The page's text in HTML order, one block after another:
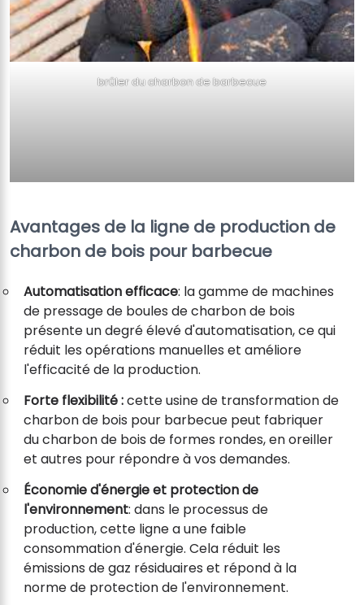
brûler du charbon de barbecue
Avantages de la ligne de production de
charbon de bois pour barbecue
Automatisation efficace: la gamme de machines
de pressage de boules de charbon de bois
présente un degré élevé d'automatisation, ce qui
réduit les opérations manuelles et améliore
l'efficacité de la production.
Forte flexibilité :cette usine de transformation de
charbon de bois pour barbecue peut fabriquer
du charbon de bois de formes rondes, en oreiller
et autres pour répondre à vos demandes.
Économie d'énergie et protection de
l'environnement: dans le processus de
production, cette ligne a une faible
consommation d'énergie. Cela réduit les
émissions de gaz résiduaires et répond à la
norme de protection de l'environnement.